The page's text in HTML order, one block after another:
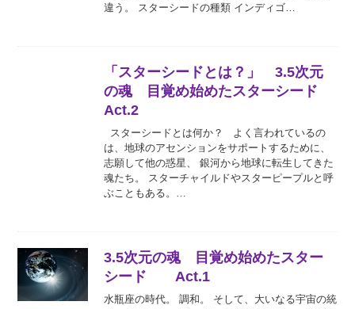
違う。 スターシードの種類 インディゴ…
「スターシードとは？」 3.5次元
の魂 目覚め始めたスターシード
Act.2
スターシードとは何か？ よく言われているの
は、地球のアセンションをサポートするために、
志願して他の惑星、 銀河から地球に転生してきた
魂たち。 スターチャイルドやスターピープルと呼
ぶこともある。…
3.5次元の魂 目覚め始めたスター
シード Act.1
水瓶座の時代。 調和。 そして、大いなる宇宙の統